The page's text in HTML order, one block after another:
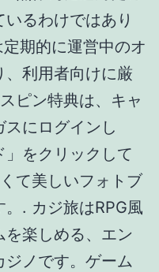
楽しめる、エン
ジノです。ゲーム
ーを進めていくと
うな要素がメイン
の内容は、オンラ
。中には1,000ド
け取れるカジノも
方は必見です。. ほ
ジノサイトと提携
はプレイヤーか